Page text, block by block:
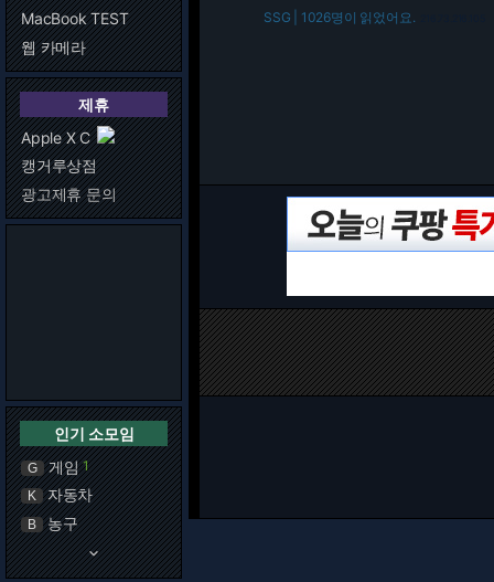
MacBook TEST
웹 카메라
제휴
Apple X C
캥거루상점
광고제휴 문의
인기 소모임
G 게임 1
K 자동차
B 농구
keyboard_arrow_down
SSG | 1026명이 읽었어요.